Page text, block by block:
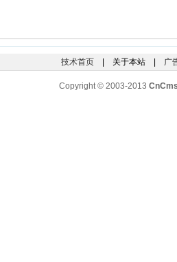
技术首页| 关于本站 | 广
Copyright © 2003-2013